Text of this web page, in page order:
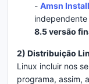
- Amsn
8.5 versão
2) Distribuição
Linux incluir nos
programa, assim,